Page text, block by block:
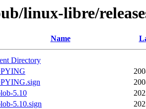
linux-libre/
Name
Directory
5.10
5.10.sign